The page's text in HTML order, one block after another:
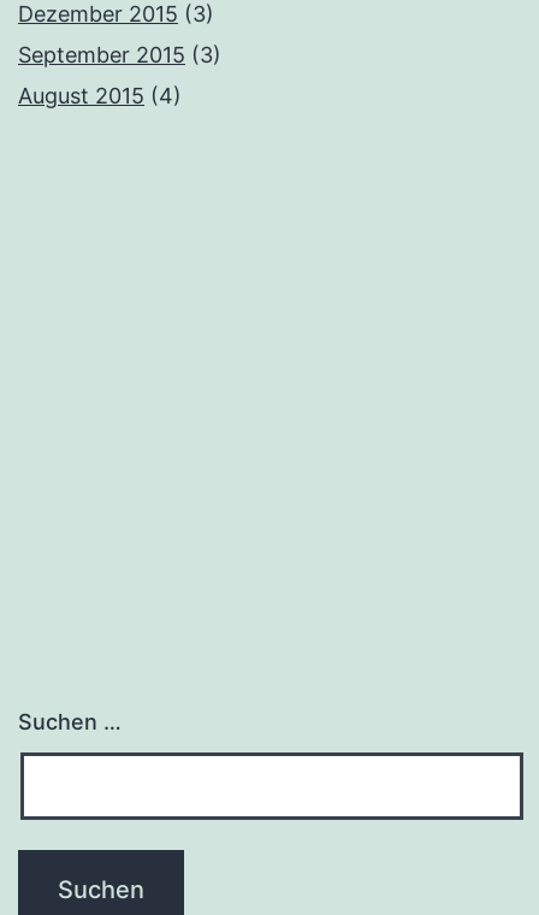
Dezember 2015 (3)
September 2015 (3)
August 2015 (4)
Suchen …